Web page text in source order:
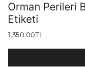
Orman Perileri
Etiketi
1,350.00TL